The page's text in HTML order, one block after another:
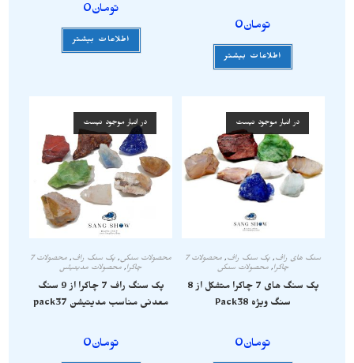
تومان0
اطلاعات بیشتر
تومان0
اطلاعات بیشتر
در انبار موجود نیست
سنگ های راف, پک سنگ راف,
محصولات 7
چاکرا,محصولات سنگی
پک سنگ های 7 چاکرا متشکل از 8
سنگ ویژه Pack38
تومان0
در انبار موجود نیست
محصولات سنگی, پک سنگ راف,
محصولات 7
چاکرا, محصولات مدیتیشن
پک سنگ راف 7 چاکرا از 9 سنگ
معدنی مناسب مدیتیشن pack37
تومان0